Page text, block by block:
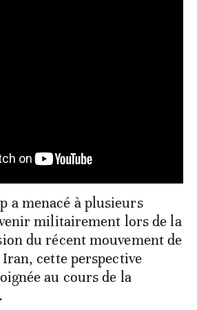
a menacé à plusieurs
militairement lors de la
du récent mouvement de
cette perspective
au cours de la